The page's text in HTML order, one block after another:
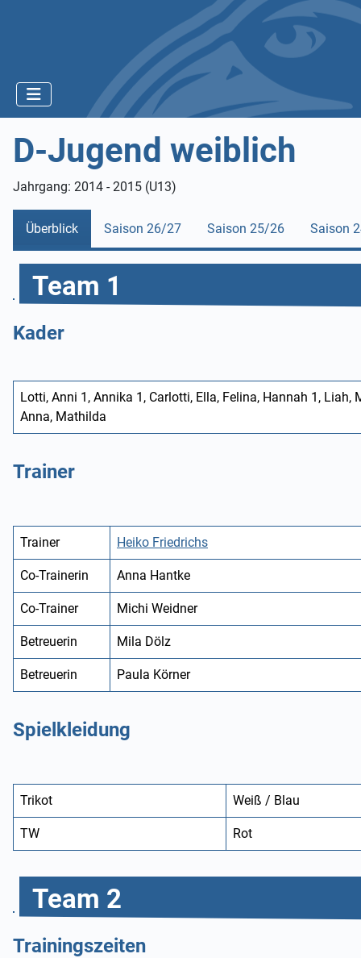
D-Jugend weiblich
Jahrgang: 2014 - 2015 (U13)
Überblick Saison 26/27 Saison 25/26 Saison
Team 1
Kader
Lotti, Anni 1, Annika 1, Carlotti, Ella, Felina, Hannah 1,
Anna, Mathilda
Trainer
Trainer Heiko Friedrichs
Co-Trainerin Anna Hantke
Co-Trainer Michi Weidner
Betreuerin Mila Dölz
Betreuerin Paula Körner
Spielkleidung
Trikot Weiß / Blau
TW Rot
Team 2
Trainingszeiten